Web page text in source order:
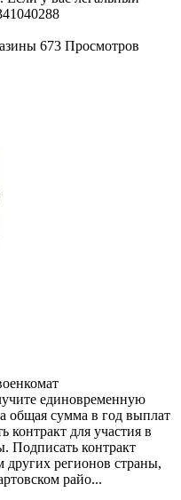
673 Просмотров
единовременную
общая сумма в год выплат
контракт для участия в
Подписать контракт
регионов страны,
райо...